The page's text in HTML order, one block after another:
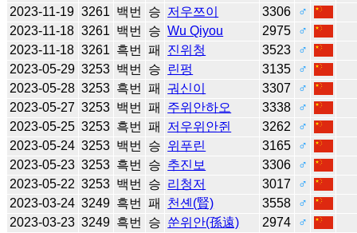
2023-11-19 3261 백번 승 저우쯔이 3306
♂
2023-11-18 3261 백번 승 Wu Qiyou 2975
♂
2023-11-18 3261 흑번 패 진위청 3523
♂
2023-05-29 3253 백번 승 린펑 3135
♂
2023-05-28 3253 흑번 패 궈신이 3307
♂
2023-05-27 3253 백번 패 주위안하오 3338
♂
2023-05-25 3253 흑번 패 저우위안쥔 3262
♂
2023-05-24 3253 백번 승 위푸린 3165
♂
2023-05-23 3253 흑번 승 추진보 3306
♂
2023-05-22 3253 백번 승 리청저 3017
♂
2023-03-24 3249 흑번 패 천셴(賢) 3558
♂
2023-03-23 3249 흑번 승 쑨위안(孫遠) 2974
♂